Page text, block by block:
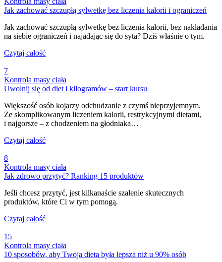
Jak zachować szczupłą sylwetkę bez liczenia kalorii i ograniczeń
Jak zachować szczupłą sylwetkę bez liczenia kalorii, bez nakładania
na siebie ograniczeń i najadając się do syta? Dziś właśnie o tym.
Czytaj całość
7
Kontrola masy ciała
Uwolnij się od diet i kilogramów – start kursu
Większość osób kojarzy odchudzanie z czymś nieprzyjemnym.
Ze skomplikowanym liczeniem kalorii, restrykcyjnymi dietami,
i najgorsze – z chodzeniem na głodniaka…
Czytaj całość
8
Kontrola masy ciała
Jak zdrowo przytyć? Ranking 15 produktów
Jeśli chcesz przytyć, jest kilkanaście szalenie skutecznych
produktów, które Ci w tym pomogą.
Czytaj całość
15
Kontrola masy ciała
10 sposobów, aby Twoja dieta była lepsza niż u 90% osób